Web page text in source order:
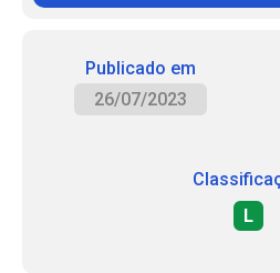
Publicado em
26/07/2023
L